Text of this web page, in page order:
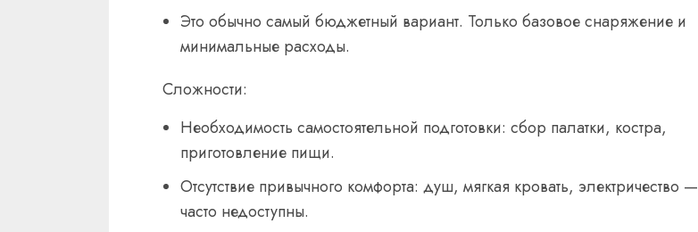
Это обычно самый бюджетный вариант. Только базовое снаряжение и
минимальные расходы.
Сложности:
Необходимость самостоятельной подготовки: сбор палатки, костра,
приготовление пищи.
Отсутствие привычного комфорта: душ, мягкая кровать, электричество —
часто недоступны.